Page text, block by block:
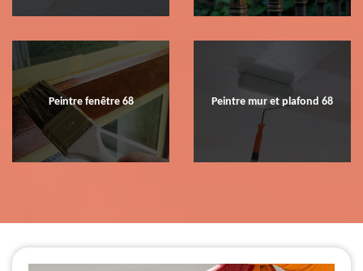
Peintre fenêtre 68 Peintre mur et plafond 68